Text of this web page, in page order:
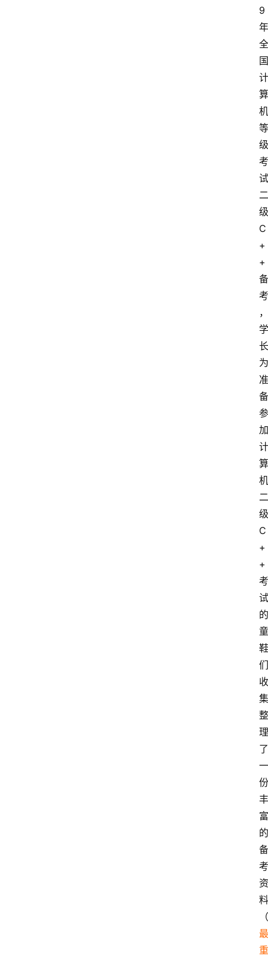
9
年
全
国
计
算
机
等
级
考
试
二
级
C
+
+
备
考
，
学
长
为
准
备
参
加
计
算
机
二
级
C
+
+
考
试
的
童
鞋
们
收
集
整
理
了
一
份
丰
富
的
备
考
资
料
（
最
重